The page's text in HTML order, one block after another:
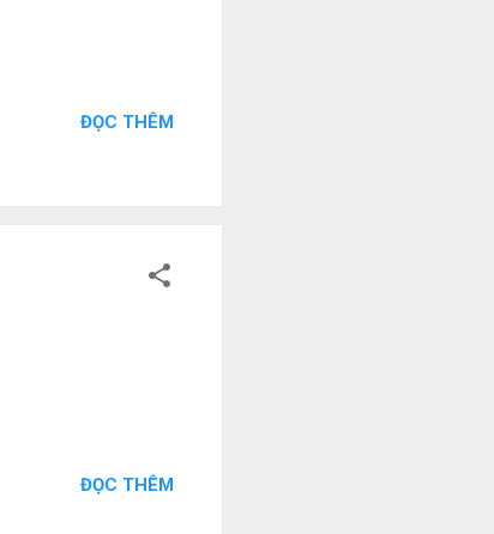
ĐỌC THÊM
ĐỌC THÊM